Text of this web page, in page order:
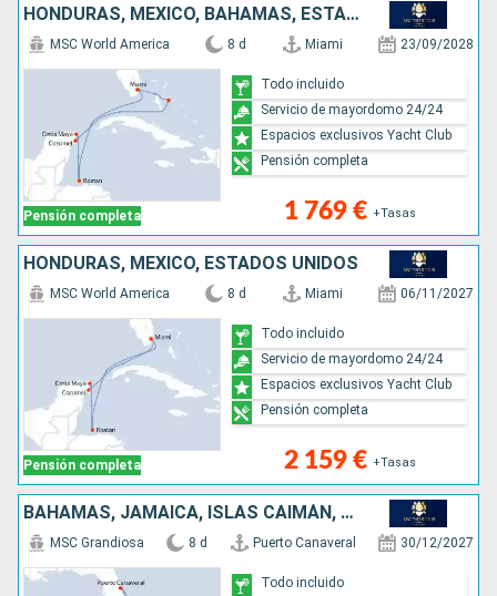
HONDURAS, MÉXICO, BAHAMAS, ESTADOS UNIDOS
Pensión completa
MSC World America 8 d Miami 23/09/2028
1 769 € +Tasas
Todo incluido
Servicio de mayordomo 24/24
Espacios exclusivos Yacht Club
Pensión completa
HONDURAS, MÉXICO, ESTADOS UNIDOS
Pensión completa
MSC World America 8 d Miami 06/11/2027
2 159 € +Tasas
Todo incluido
Servicio de mayordomo 24/24
Espacios exclusivos Yacht Club
Pensión completa
BAHAMAS, JAMAICA, ISLAS CAIMÁN, MÉXICO, ESTADOS UNIDOS
MSC Grandiosa 8 d Puerto Canaveral 30/12/2027
Todo incluido